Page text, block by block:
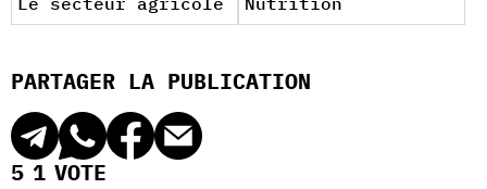
PARTAGER LA PUBLICATION
5 1 VOTE